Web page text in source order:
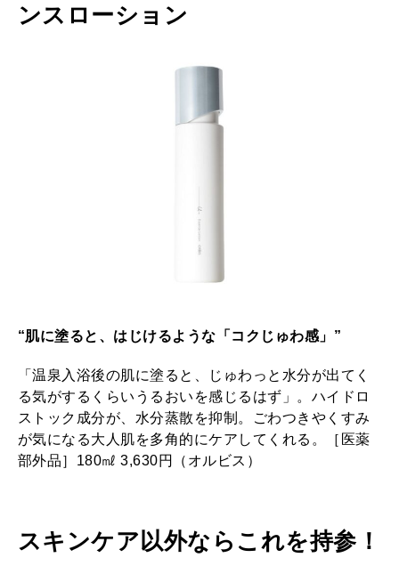
ンスローション
“肌に塗ると、はじけるような「コクじゅわ感」”
「温泉入浴後の肌に塗ると、じゅわっと水分が出てく
る気がするくらいうるおいを感じるはず」。ハイドロ
ストック成分が、水分蒸散を抑制。ごわつきやくすみ
が気になる大人肌を多角的にケアしてくれる。［医薬
部外品］180㎖ 3,630円（オルビス）
スキンケア以外ならこれを持参！